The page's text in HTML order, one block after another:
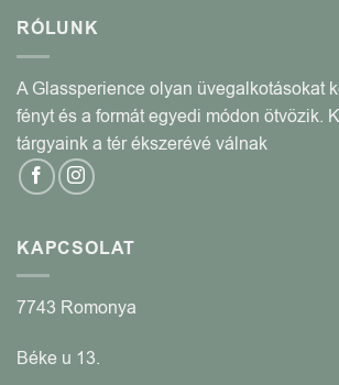
RÓLUNK
A Glassperience olyan üvegalkotásokat
fényt és a formát egyedi módon ötvözik.
tárgyaink a tér ékszerévé válnak
KAPCSOLAT
7743 Romonya
Béke u 13.